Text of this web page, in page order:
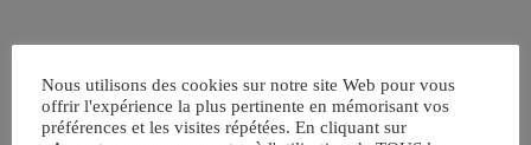
Nous utilisons des cookies sur notre site Web pour vous
offrir l'expérience la plus pertinente en mémorisant vos
préférences et les visites répétées. En cliquant sur